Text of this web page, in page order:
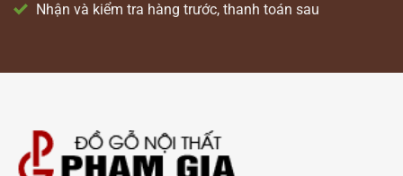
Nhận và kiểm tra hàng trước, thanh toán sau